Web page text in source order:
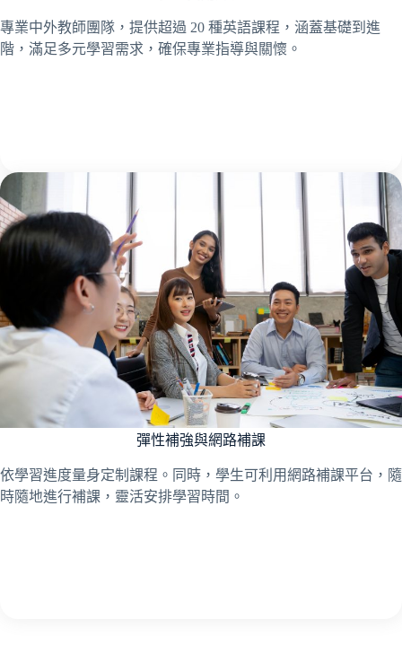
專業中外教師團隊，提供超過 20 種英語課程，涵蓋基礎到進
階，滿足多元學習需求，確保專業指導與關懷。
彈性補強與網路補課
依學習進度量身定制課程。同時，學生可利用網路補課平台，隨
時隨地進行補課，靈活安排學習時間。